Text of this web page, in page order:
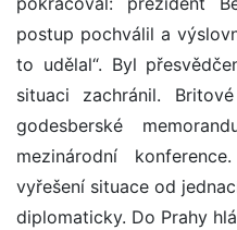
postup pochválil a
to udělal“. Byl
situaci zachránil.
godesberské
mezinárodní
vyřešení situace od
diplomaticky. Do Prahy